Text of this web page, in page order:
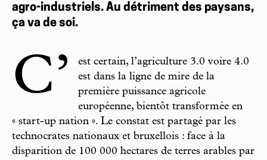
agro-industriels. Au détriment des paysans,
ça va de soi.
C’
est certain, l’agriculture 3.0 voire 4.0
est dans la ligne de mire de la
première puissance agricole
européenne, bientôt transformée en
« start-up nation ». Le constat est partagé par les
technocrates nationaux et bruxellois : face à la
disparition de 100 000 hectares de terres arables par